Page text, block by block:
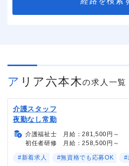
アリア六本木の求人一覧
介護スタッフ
夜勤なし常勤
介護福祉士 月給：281,500円～
初任者研修 月給：258,500円～
#新着求人 #無資格でも応募OK #